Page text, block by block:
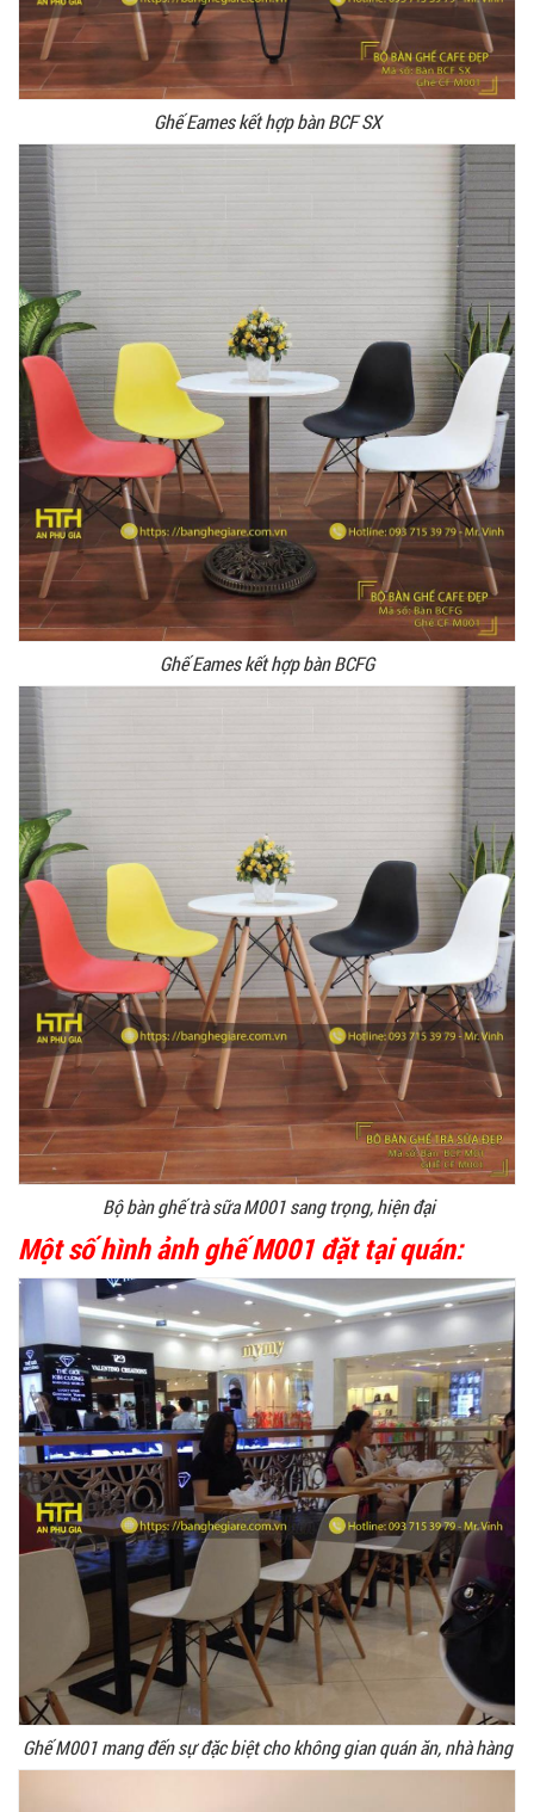
Ghế Eames kết hợp bàn BCF SX
Ghế Eames kết hợp bàn BCFG
Bộ bàn ghế trà sữa M001 sang trọng, hiện đại
Một số hình ảnh ghế M001 đặt tại quán:
Ghế M001 mang đến sự đặc biệt cho không gian quán ăn, nhà hàng